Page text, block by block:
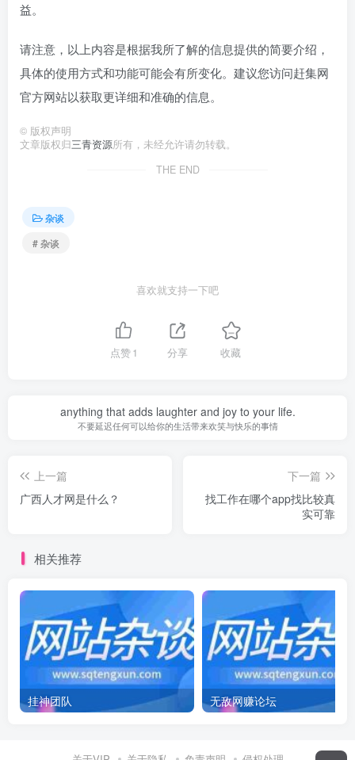
益。
请注意，以上内容是根据我所了解的信息提供的简要介绍，
具体的使用方式和功能可能会有所变化。建议您访问赶集网
官方网站以获取更详细和准确的信息。
© 版权声明
文章版权归三青资源所有，未经允许请勿转载。
THE END
杂谈
# 杂谈
喜欢就支持一下吧
点赞1 分享 收藏
anything that adds laughter and joy to your life.
不要延迟任何可以给你的生活带来欢笑与快乐的事情
上一篇
广西人才网是什么？
下一篇
找工作在哪个app找比较真
实可靠
相关推荐
挂神团队 无敌网赚论坛